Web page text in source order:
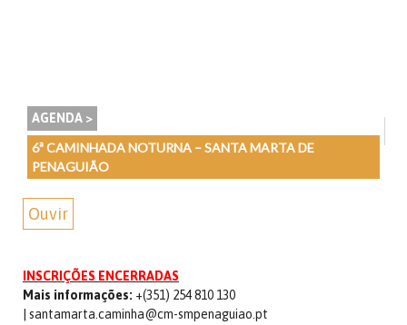
AGENDA >
6ª CAMINHADA NOTURNA – SANTA MARTA DE
PENAGUIÃO
Ouvir
INSCRIÇÕES ENCERRADAS
Mais informações: +(351) 254 810 130
santamarta.caminha@cm-smpenaguiao.pt